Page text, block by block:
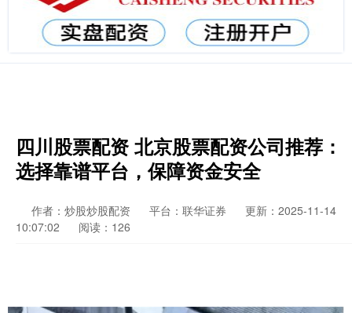
四川股票配资 北京股票配资公司推荐：
选择靠谱平台，保障资金安全
作者：炒股炒股配资 平台：联华证券
更新：2025-11-14
10:07:02
阅读：126